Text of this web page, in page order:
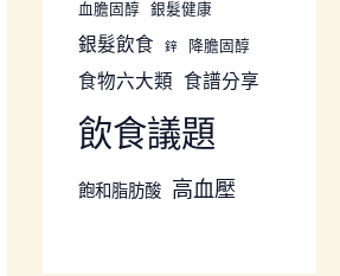
血膽固醇 銀髮健康
銀髮飲食 鋅 降膽固醇
食物六大類 食譜分享
飲食議題
飽和脂肪酸 高血壓